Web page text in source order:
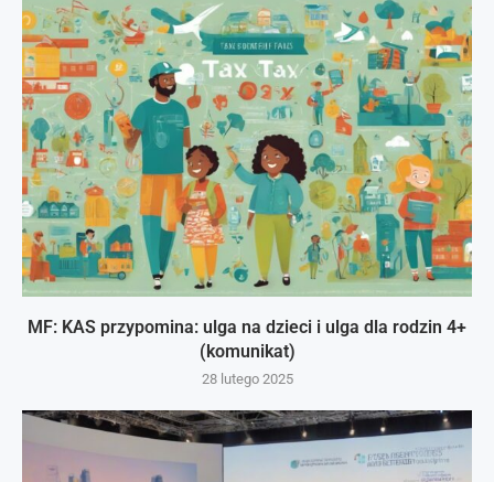
MF: KAS przypomina: ulga na dzieci i ulga dla rodzin 4+
(komunikat)
28 lutego 2025